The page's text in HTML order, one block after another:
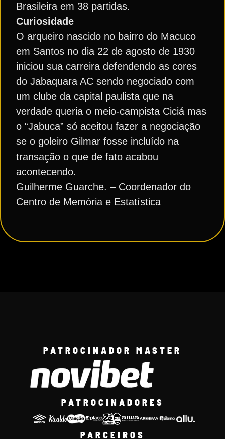
Brasileira em 38 partidas.
Curiosidade
O arqueiro nascido no bairro do Macuco
em Santos no dia 22 de agosto de 1930
iniciou sua carreira defendendo as cores
do Jabaquara AC sendo negociado com
um clube da capital paulista que na
verdade queria o meio-campista Ciciá mas
o “Jabuca” só aceitou fazer a negociação
se o goleiro Gilmar fosse incluído na
transação o que de fato acabou
acontecendo.
Guilherme Guarche. – Coordenador do
Centro de Memória e Estatística
PATROCINADOR MASTER
PATROCINADORES
PARCEIROS